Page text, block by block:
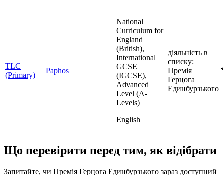
TLC
(Primary)
Paphos
National
Curriculum for
England
(British),
International
GCSE
(IGCSE),
Advanced
Level (A-
Levels)
English
діяльність в
списку:
Премія
Герцога
Единбурзького
Що перевірити перед тим, як відібрати
Запитайте, чи Премія Герцога Единбурзького зараз доступний